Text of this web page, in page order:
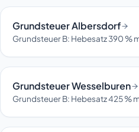
Grundsteuer Albersdorf
Grundsteuer B: Hebesatz 390 %
Grundsteuer Wesselburen
Grundsteuer B: Hebesatz 425 %